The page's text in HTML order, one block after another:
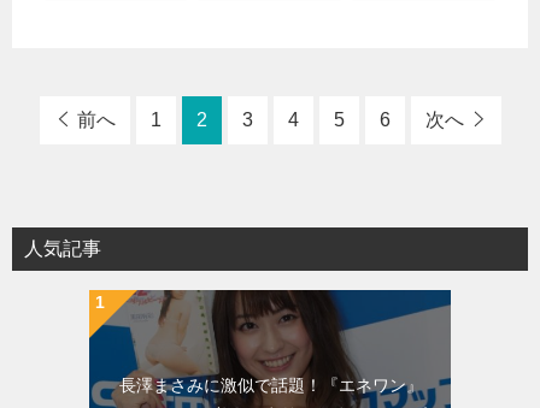
前へ 1 2 3 4 5 6 次へ
人気記事
長澤まさみに激似で話題！『エネワン』